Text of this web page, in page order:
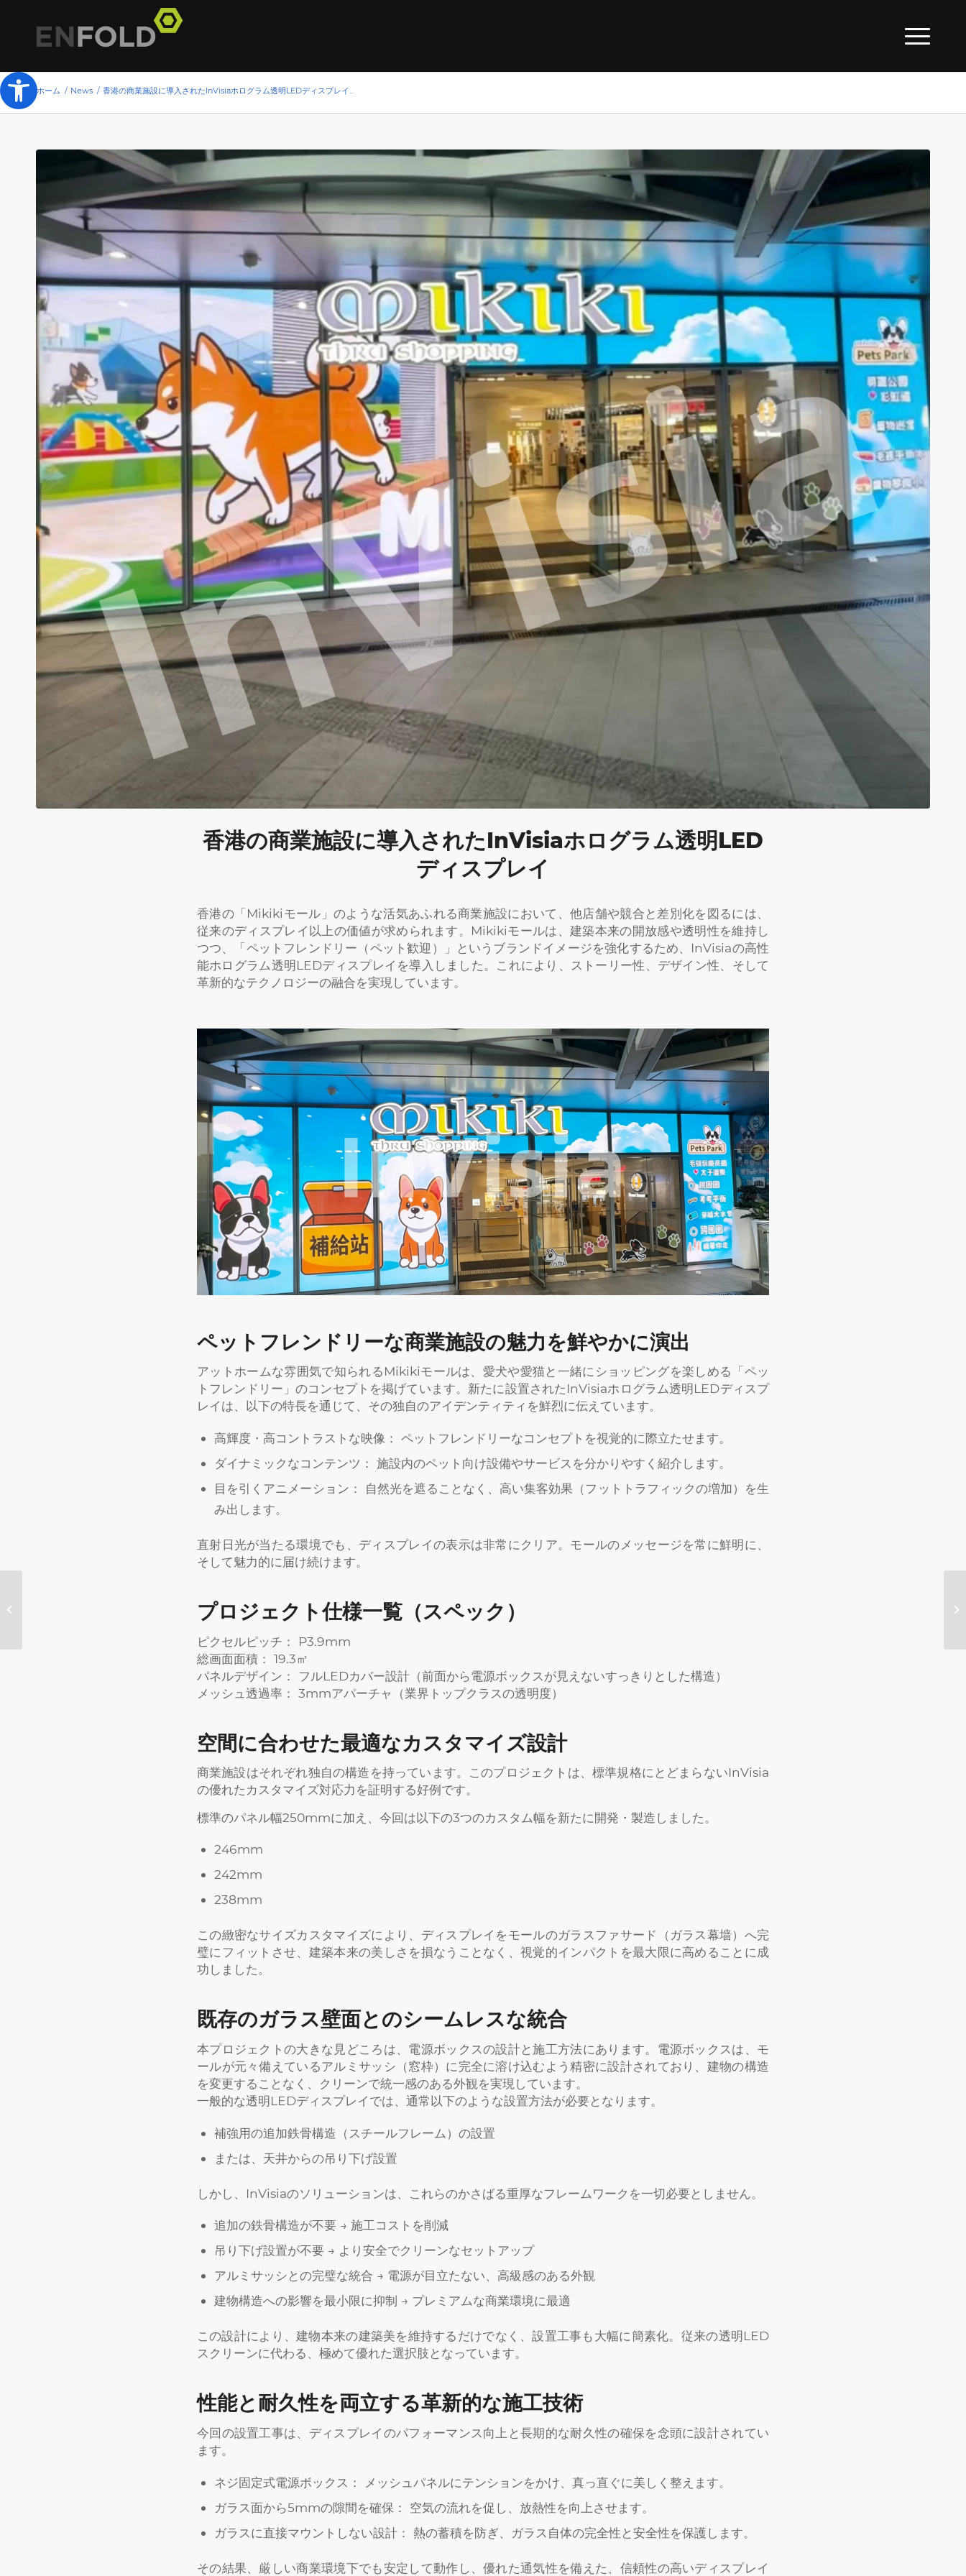
ホーム / News / 香港の商業施設に導入されたInVisiaホログラム透明LEDディスプレイ...
香港の商業施設に導入されたInVisiaホログラム透明LED
ディスプレイ
香港の「Mikikiモール」のような活気あふれる商業施設において、他店舗や競合と差別化を図るには、
従来のディスプレイ以上の価値が求められます。Mikikiモールは、建築本来の開放感や透明性を維持し
つつ、「ペットフレンドリー（ペット歓迎）」というブランドイメージを強化するため、InVisiaの高性
能ホログラム透明LEDディスプレイを導入しました。これにより、ストーリー性、デザイン性、そして
革新的なテクノロジーの融合を実現しています。
ペットフレンドリーな商業施設の魅力を鮮やかに演出
アットホームな雰囲気で知られるMikikiモールは、愛犬や愛猫と一緒にショッピングを楽しめる「ペッ
トフレンドリー」のコンセプトを掲げています。新たに設置されたInVisiaホログラム透明LEDディスプ
レイは、以下の特長を通じて、その独自のアイデンティティを鮮烈に伝えています。
高輝度・高コントラストな映像： ペットフレンドリーなコンセプトを視覚的に際立たせます。
ダイナミックなコンテンツ： 施設内のペット向け設備やサービスを分かりやすく紹介します。
目を引くアニメーション： 自然光を遮ることなく、高い集客効果（フットトラフィックの増加）を生
み出します。
直射日光が当たる環境でも、ディスプレイの表示は非常にクリア。モールのメッセージを常に鮮明に、
そして魅力的に届け続けます。
プロジェクト仕様一覧（スペック）
ピクセルピッチ： P3.9mm
総画面面積： 19.3㎡
パネルデザイン： フルLEDカバー設計（前面から電源ボックスが見えないすっきりとした構造）
メッシュ透過率： 3mmアパーチャ（業界トップクラスの透明度）
空間に合わせた最適なカスタマイズ設計
商業施設はそれぞれ独自の構造を持っています。このプロジェクトは、標準規格にとどまらないInVisia
の優れたカスタマイズ対応力を証明する好例です。
標準のパネル幅250mmに加え、今回は以下の3つのカスタム幅を新たに開発・製造しました。
246mm
242mm
238mm
この緻密なサイズカスタマイズにより、ディスプレイをモールのガラスファサード（ガラス幕墙）へ完
璧にフィットさせ、建築本来の美しさを損なうことなく、視覚的インパクトを最大限に高めることに成
功しました。
既存のガラス壁面とのシームレスな統合
本プロジェクトの大きな見どころは、電源ボックスの設計と施工方法にあります。電源ボックスは、モ
ールが元々備えているアルミサッシ（窓枠）に完全に溶け込むよう精密に設計されており、建物の構造
を変更することなく、クリーンで統一感のある外観を実現しています。
一般的な透明LEDディスプレイでは、通常以下のような設置方法が必要となります。
補強用の追加鉄骨構造（スチールフレーム）の設置
または、天井からの吊り下げ設置
しかし、InVisiaのソリューションは、これらのかさばる重厚なフレームワークを一切必要としません。
追加の鉄骨構造が不要 → 施工コストを削減
吊り下げ設置が不要 → より安全でクリーンなセットアップ
アルミサッシとの完璧な統合 → 電源が目立たない、高級感のある外観
建物構造への影響を最小限に抑制 → プレミアムな商業環境に最適
この設計により、建物本来の建築美を維持するだけでなく、設置工事も大幅に簡素化。従来の透明LED
スクリーンに代わる、極めて優れた選択肢となっています。
性能と耐久性を両立する革新的な施工技術
今回の設置工事は、ディスプレイのパフォーマンス向上と長期的な耐久性の確保を念頭に設計されてい
ます。
ネジ固定式電源ボックス： メッシュパネルにテンションをかけ、真っ直ぐに美しく整えます。
ガラス面から5mmの隙間を確保： 空気の流れを促し、放熱性を向上させます。
ガラスに直接マウントしない設計： 熱の蓄積を防ぎ、ガラス自体の完全性と安全性を保護します。
その結果、厳しい商業環境下でも安定して動作し、優れた通気性を備えた、信頼性の高いディスプレイ
ツールバーを開く